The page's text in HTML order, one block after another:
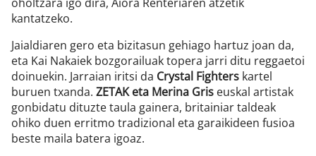
kantatzeko.
Jaialdiaren gero eta bizitasun gehiago hartuz joan da,
eta Kai Nakaiek bozgorailuak topera jarri ditu reggaetoi
doinuekin. Jarraian iritsi da Crystal Fighters kartel
buruen txanda. ZETAK eta Merina Gris euskal artistak
gonbidatu dituzte taula gainera, britainiar taldeak
ohiko duen erritmo tradizional eta garaikideen fusioa
beste maila batera igoaz.